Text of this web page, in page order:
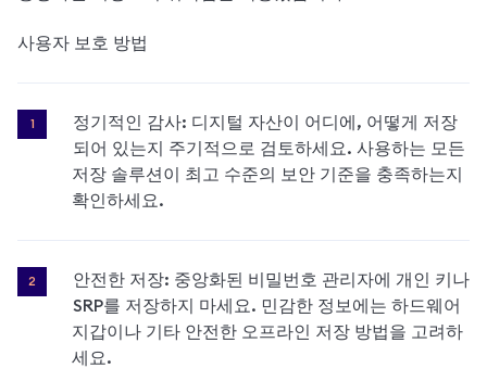
사용자 보호 방법
정기적인 감사: 디지털 자산이 어디에, 어떻게 저장
되어 있는지 주기적으로 검토하세요. 사용하는 모든
저장 솔루션이 최고 수준의 보안 기준을 충족하는지
확인하세요.
안전한 저장: 중앙화된 비밀번호 관리자에 개인 키나
SRP를 저장하지 마세요. 민감한 정보에는 하드웨어
지갑이나 기타 안전한 오프라인 저장 방법을 고려하
세요.